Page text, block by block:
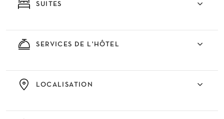
SUITES
SERVICES DE L'HÔTEL
LOCALISATION